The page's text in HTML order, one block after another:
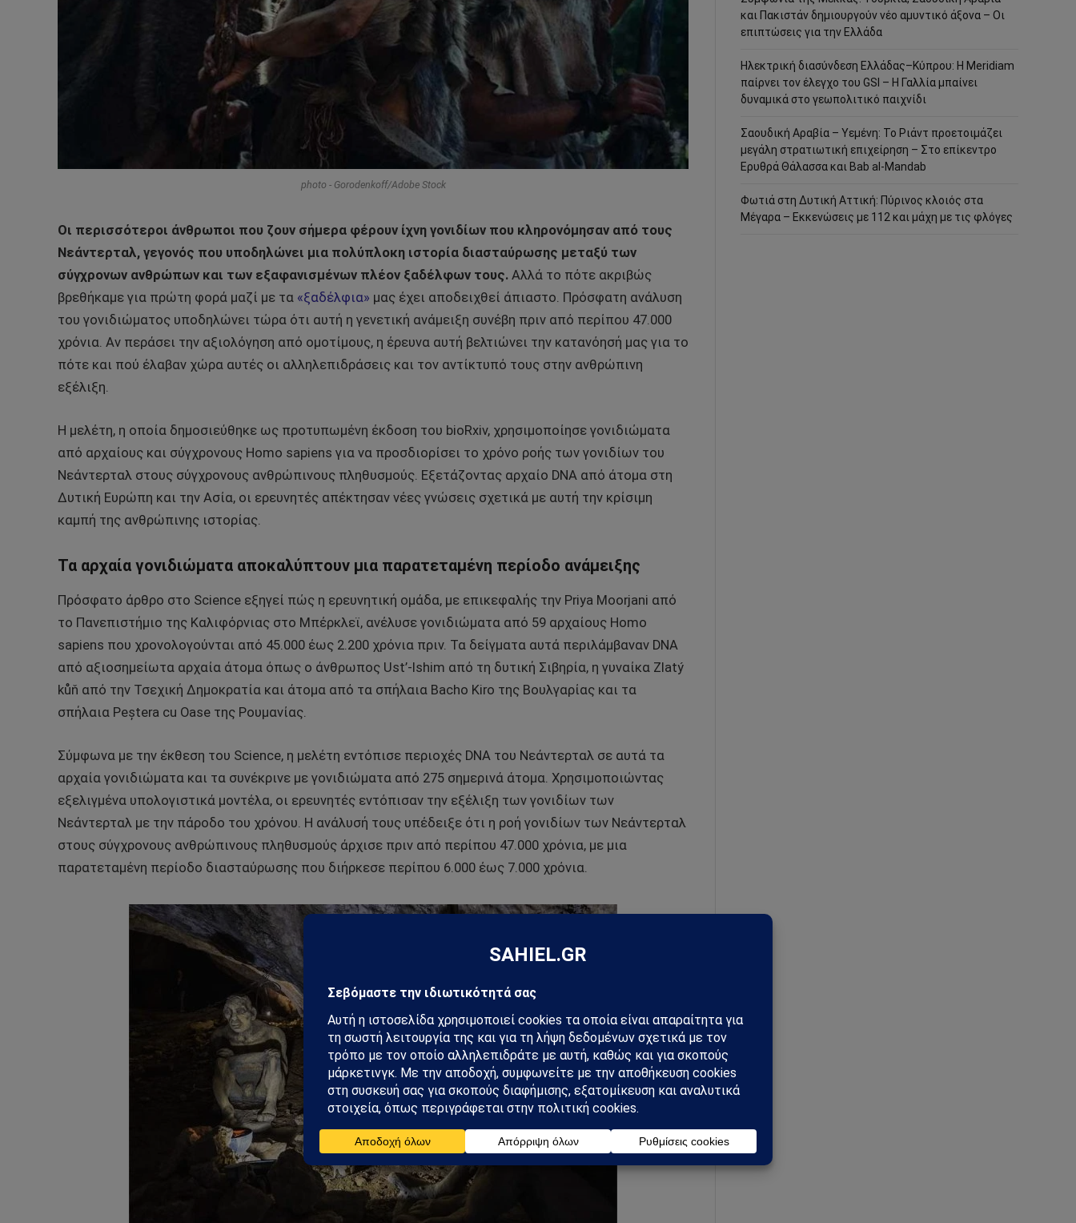
photo - Gorodenkoff/Adobe Stock
Οι περισσότεροι άνθρωποι που ζουν σήμερα φέρουν ίχνη γονιδίων που κληρονόμησαν από τους
Νεάντερταλ, γεγονός που υποδηλώνει μια πολύπλοκη ιστορία διασταύρωσης μεταξύ των
σύγχρονων ανθρώπων και των εξαφανισμένων πλέον ξαδέλφων τους. Αλλά το πότε ακριβώς
βρεθήκαμε για πρώτη φορά μαζί με τα «ξαδέλφια» μας έχει αποδειχθεί άπιαστο. Πρόσφατη ανάλυση
του γονιδιώματος υποδηλώνει τώρα ότι αυτή η γενετική ανάμειξη συνέβη πριν από περίπου 47.000
χρόνια. Αν περάσει την αξιολόγηση από ομοτίμους, η έρευνα αυτή βελτιώνει την κατανόησή μας για το
πότε και πού έλαβαν χώρα αυτές οι αλληλεπιδράσεις και τον αντίκτυπό τους στην ανθρώπινη
εξέλιξη.
Η μελέτη, η οποία δημοσιεύθηκε ως προτυπωμένη έκδοση του bioRxiv, χρησιμοποίησε γονιδιώματα
από αρχαίους και σύγχρονους Homo sapiens για να προσδιορίσει το χρόνο ροής των γονιδίων του
Νεάντερταλ στους σύγχρονους ανθρώπινους πληθυσμούς. Εξετάζοντας αρχαίο DNA από άτομα στη
Δυτική Ευρώπη και την Ασία, οι ερευνητές απέκτησαν νέες γνώσεις σχετικά με αυτή την κρίσιμη
καμπή της ανθρώπινης ιστορίας.
Τα αρχαία γονιδιώματα αποκαλύπτουν μια παρατεταμένη περίοδο ανάμειξης
Πρόσφατο άρθρο στο Science εξηγεί πώς η ερευνητική ομάδα, με επικεφαλής την Priya Moorjani από
το Πανεπιστήμιο της Καλιφόρνιας στο Μπέρκλεϊ, ανέλυσε γονιδιώματα από 59 αρχαίους Homo
sapiens που χρονολογούνται από 45.000 έως 2.200 χρόνια πριν. Τα δείγματα αυτά περιλάμβαναν DNA
από αξιοσημείωτα αρχαία άτομα όπως ο άνθρωπος Ust’-Ishim από τη δυτική Σιβηρία, η γυναίκα Zlatý
kůň από την Τσεχική Δημοκρατία και άτομα από τα σπήλαια Bacho Kiro της Βουλγαρίας και τα
σπήλαια Peștera cu Oase της Ρουμανίας.
Σύμφωνα με την έκθεση του Science, η μελέτη εντόπισε περιοχές DNA του Νεάντερταλ σε αυτά τα
αρχαία γονιδιώματα και τα συνέκρινε με γονιδιώματα από 275 σημερινά άτομα. Χρησιμοποιώντας
εξελιγμένα υπολογιστικά μοντέλα, οι ερευνητές εντόπισαν την εξέλιξη των γονιδίων των
Νεάντερταλ με την πάροδο του χρόνου. Η ανάλυσή τους υπέδειξε ότι η ροή γονιδίων των Νεάντερταλ
στους σύγχρονους ανθρώπινους πληθυσμούς άρχισε πριν από περίπου 47.000 χρόνια, με μια
παρατεταμένη περίοδο διασταύρωσης που διήρκεσε περίπου 6.000 έως 7.000 χρόνια.
και Πακιστάν δημιουργούν νέο αμυντικό άξονα – Οι
επιπτώσεις για την Ελλάδα
Ηλεκτρική διασύνδεση Ελλάδας–Κύπρου: Η Meridiam
παίρνει τον έλεγχο του GSI – Η Γαλλία μπαίνει
δυναμικά στο γεωπολιτικό παιχνίδι
Σαουδική Αραβία – Υεμένη: Το Ριάντ προετοιμάζει
μεγάλη στρατιωτική επιχείρηση – Στο επίκεντρο
Ερυθρά Θάλασσα και Bab al-Mandab
Φωτιά στη Δυτική Αττική: Πύρινος κλοιός στα
Μέγαρα – Εκκενώσεις με 112 και μάχη με τις φλόγες